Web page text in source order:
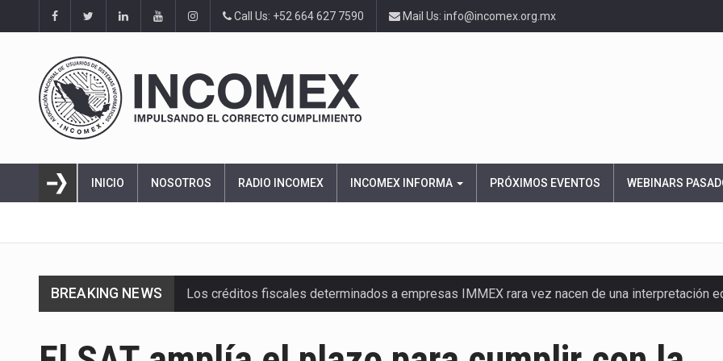
Call Us: +52 664 627 7590 Mail Us: info@incomex.org.mx
INICIO NOSOTROS RADIO INCOMEX INCOMEX INFORMA PRÓXIMOS EVENTOS WEBINARS
BREAKING NEWS Los créditos fiscales determinados a empresas IMMEX rara vez nacen de una interpretación